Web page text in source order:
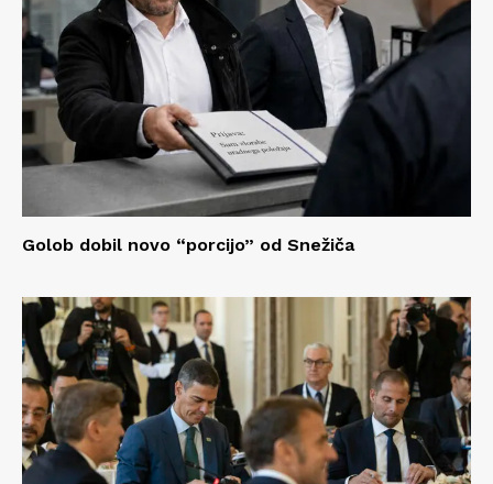
Golob dobil novo “porcijo” od Snežiča